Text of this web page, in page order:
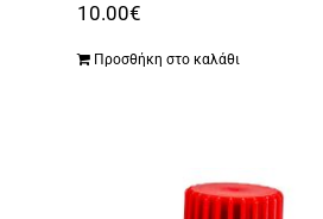
10.00€
Προσθήκη στο καλάθι